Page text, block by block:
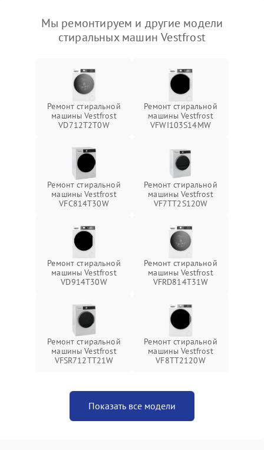
Мы ремонтируем и другие модели
стиральных машин Vestfrost
Ремонт стиральной
машины Vestfrost
VD712T2T0W
Ремонт стиральной
машины Vestfrost
VFWI103S14MW
Ремонт стиральной
машины Vestfrost
VFC814T30W
Ремонт стиральной
машины Vestfrost
VF7TT2S120W
Ремонт стиральной
машины Vestfrost
VD914T30W
Ремонт стиральной
машины Vestfrost
VFRD814T31W
Ремонт стиральной
машины Vestfrost
VFSR712TT21W
Ремонт стиральной
машины Vestfrost
VF8TT2120W
Показать все модели